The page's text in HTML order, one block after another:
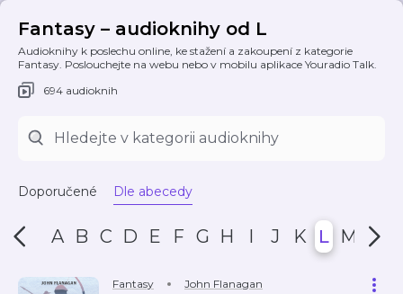
Fantasy – audioknihy od L
Audioknihy k poslechu online, ke stažení a zakoupení z kategorie
Fantasy. Poslouchejte na webu nebo v mobilu aplikace Youradio Talk.
694 audioknih
Doporučené Dle abecedy
A B C D E F G H I J K L M N
Fantasy John Flanagan